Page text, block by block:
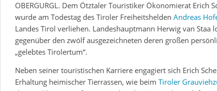
Datenschutzerklärung
OBERGURGL. Dem Ötztaler Touristiker Ökonomierat Erich
wurde am Todestag des Tiroler Freiheitshelden Andreas
Landes Tirol verliehen. Landeshauptmann Herwig van Staa
gegenüber den zwölf ausgezeichneten deren großen
„gelebtes Tirolertum“.
Neben seiner touristischen Karriere engagiert sich Erich
Erhaltung heimischer Tierrassen, wie beim Tiroler